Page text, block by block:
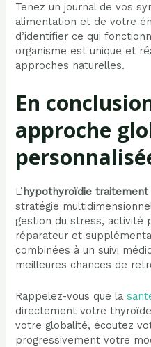
Tenez un journal de vos
alimentation et de votre
d’identifier ce qui
organisme est unique et
approches naturelles.
En
approche
L’ hypothyroïdie
stratégie
gestion du stress, activité
réparateur et
combinées à un suivi
meilleures chances de
Rappelez-vous que la
directement votre
votre globalité, écoutez
progressivement votre